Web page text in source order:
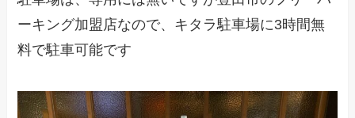
ーキング加盟店なので、キタラ駐車場に3時間無
料で駐車可能です